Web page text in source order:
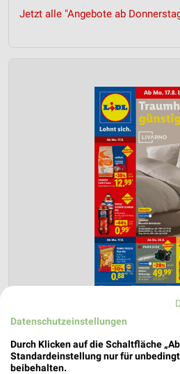
Jetzt alle "Angebote ab
Lidl Prospekt für
den 17.08.
Datenschutzeinstellungen
Durch Klicken auf die Schaltfläche
Standardeinstellung nur für
beibehalten.